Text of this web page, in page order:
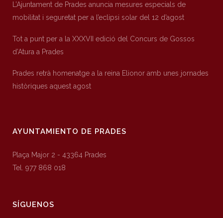
L’Ajuntament de Prades anuncia mesures especials de
mobilitat i seguretat per a l’eclipsi solar del 12 d’agost
Tot a punt per a la XXXVII edició del Concurs de Gossos
d’Atura a Prades
Prades retrà homenatge a la reina Elionor amb unes jornades
històriques aquest agost
AYUNTAMIENTO DE PRADES
Plaça Major 2 - 43364 Prades
Tel. 977 868 018
SÍGUENOS